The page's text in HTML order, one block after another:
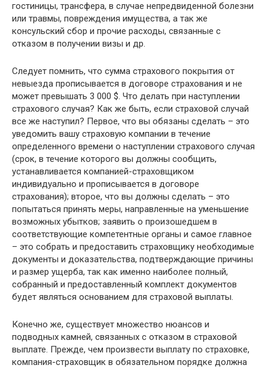
гостиницы, трансфера, в случае непредвиденной болезни
или травмы, повреждения имущества, а так же
консульский сбор и прочие расходы, связанные с
отказом в получении визы и др.
Следует помнить, что сумма страхового покрытия от
невыезда прописывается в договоре страхования и не
может превышать 3 000 $. Что делать при наступлении
страхового случая? Как же быть, если страховой случай
все же наступил? Первое, что вы обязаны сделать – это
уведомить вашу страховую компании в течение
определенного времени о наступлении страхового случая
(срок, в течение которого вы должны сообщить,
устанавливается компанией-страховщиком
индивидуально и прописывается в договоре
страхования); второе, что вы должны сделать – это
попытаться принять меры, направленные на уменьшение
возможных убытков; заявить о произошедшем в
соответствующие компетентные органы и самое главное
– это собрать и предоставить страховщику необходимые
документы и доказательства, подтверждающие причины
и размер ущерба, так как именно наиболее полный,
собранный и предоставленный комплект документов
будет являться основанием для страховой выплаты.
Конечно же, существует множество нюансов и
подводных камней, связанных с отказом в страховой
выплате. Прежде, чем произвести выплату по страховке,
компания-страховщик в обязательном порядке должна